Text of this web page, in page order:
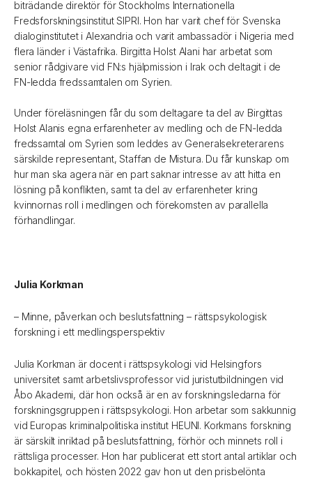
biträdande direktör för Stockholms Internationella
Fredsforskningsinstitut SIPRI. Hon har varit chef för Svenska
dialoginstitutet i Alexandria och varit ambassadör i Nigeria med
flera länder i Västafrika. Birgitta Holst Alani har arbetat som
senior rådgivare vid FN:s hjälpmission i Irak och deltagit i de
FN-ledda fredssamtalen om Syrien.
Under föreläsningen får du som deltagare ta del av Birgittas
Holst Alanis egna erfarenheter av medling och de FN-ledda
fredssamtal om Syrien som leddes av Generalsekreterarens
särskilde representant, Staffan de Mistura. Du får kunskap om
hur man ska agera när en part saknar intresse av att hitta en
lösning på konflikten, samt ta del av erfarenheter kring
kvinnornas roll i medlingen och förekomsten av parallella
förhandlingar.
Julia Korkman
– Minne, påverkan och beslutsfattning – rättspsykologisk
forskning i ett medlingsperspektiv
Julia Korkman är docent i rättspsykologi vid Helsingfors
universitet samt arbetslivsprofessor vid juristutbildningen vid
Åbo Akademi, där hon också är en av forskningsledarna för
forskningsgruppen i rättspsykologi. Hon arbetar som sakkunnig
vid Europas kriminalpolitiska institut HEUNI. Korkmans forskning
är särskilt inriktad på beslutsfattning, förhör och minnets roll i
rättsliga processer. Hon har publicerat ett stort antal artiklar och
bokkapitel, och hösten 2022 gav hon ut den prisbelönta